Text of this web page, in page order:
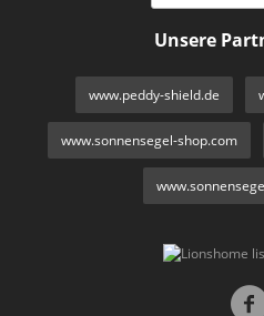
Unsere
www.peddy-shield.de
www.sonnensegel-shop.com